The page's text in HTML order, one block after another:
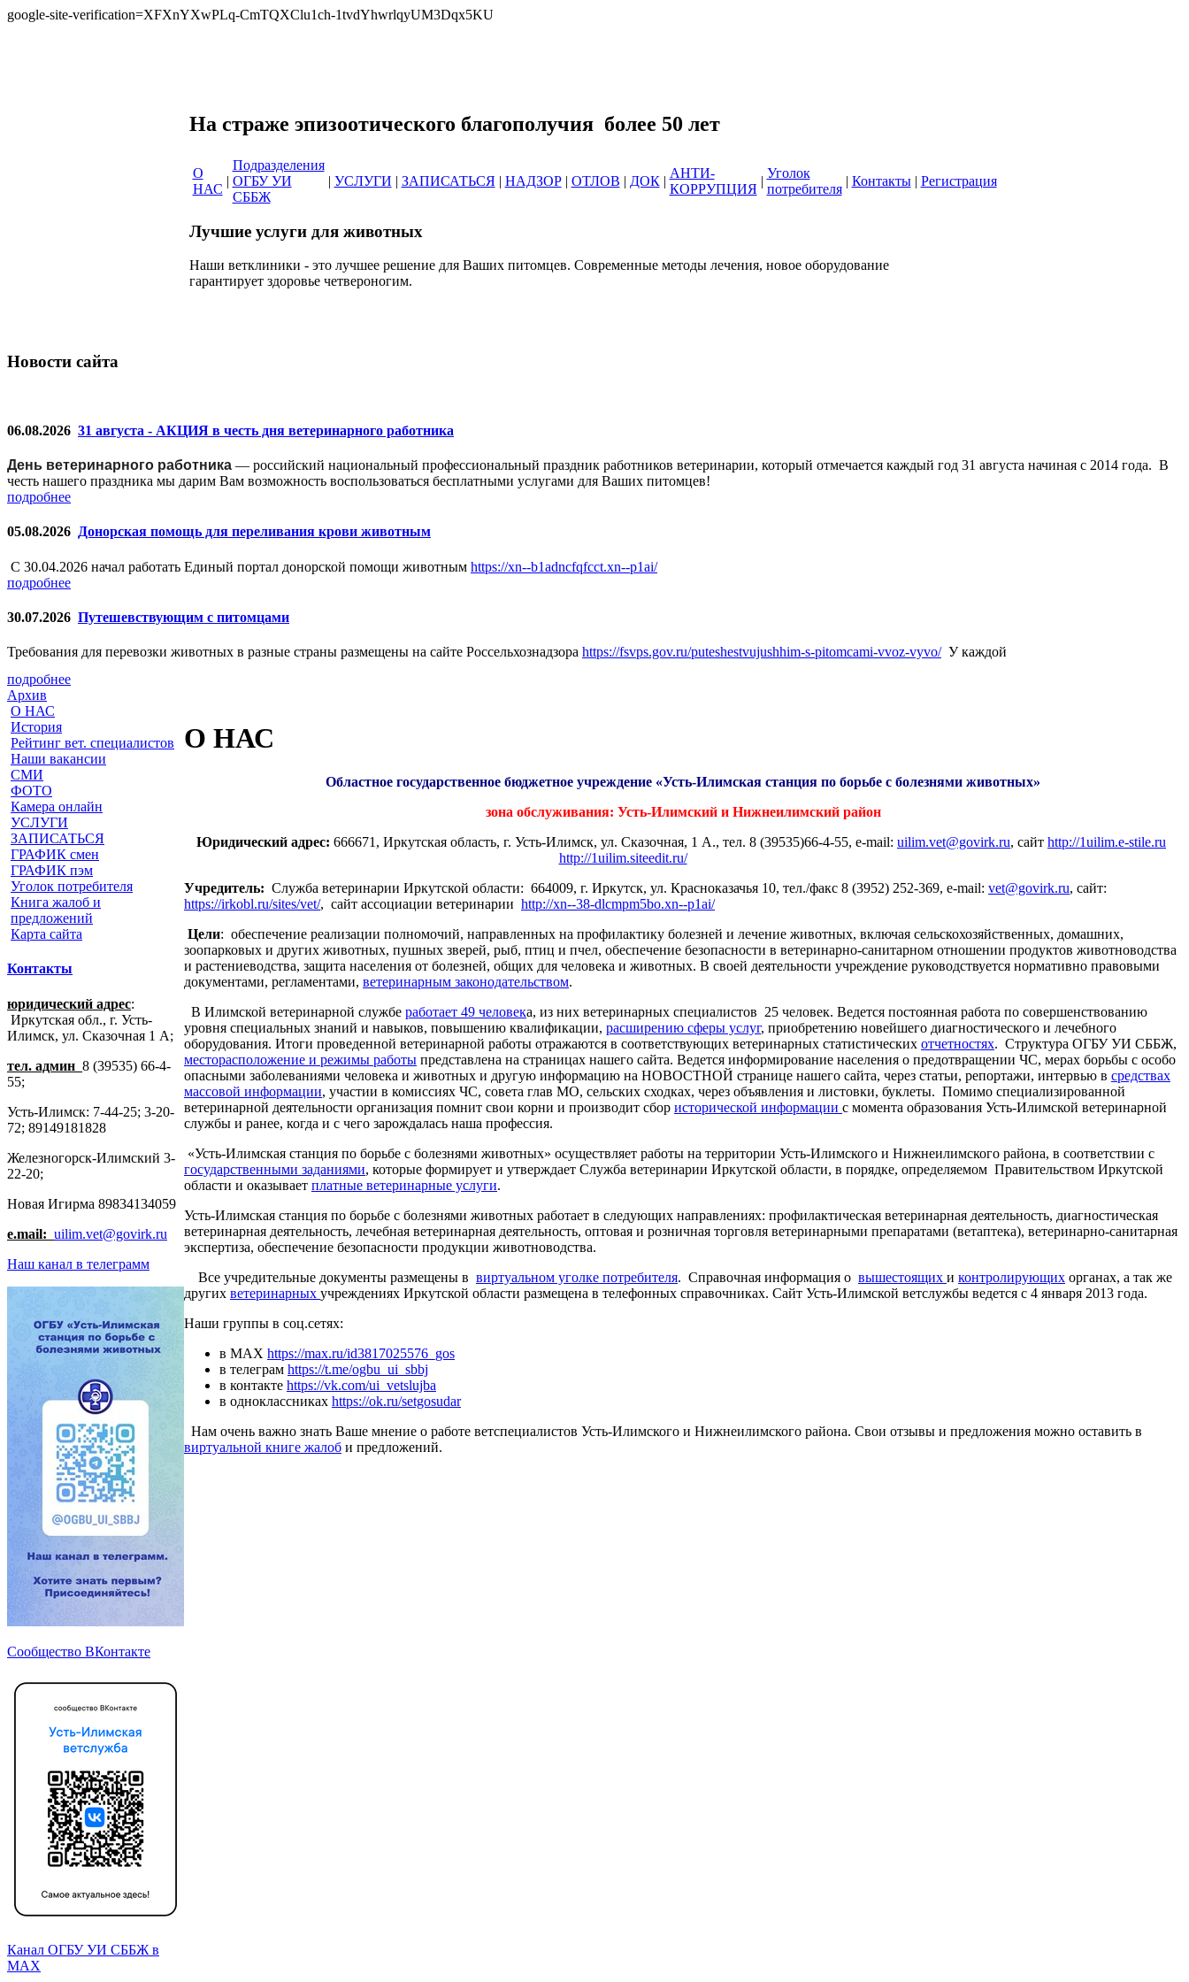
google-site-verification=XFXnYXwPLq-CmTQXClu1ch-1tvdYhwrlqyUM3Dqx5KU
На страже эпизоотического благополучия более 50 лет
О
НАС
|
Подразделения
ОГБУ УИ
СББЖ
| УСЛУГИ | ЗАПИСАТЬСЯ | НАДЗОР | ОТЛОВ | ДОК |
АНТИ-
КОРРУПЦИЯ
|
Уголок
потребителя
| Контакты | Регистрация
Лучшие услуги для животных
Наши ветклиники - это лучшее решение для Ваших питомцев. Современные методы лечения, новое оборудование
гарантирует здоровье четвероногим.
Новости сайта
06.08.2026 31 августа - АКЦИЯ в честь дня ветеринарного работника
День ветеринарного работника — российский национальный профессиональный праздник работников ветеринарии, который отмечается каждый год 31 августа начиная с 2014 года. В
честь нашего праздника мы дарим Вам возможность воспользоваться бесплатными услугами для Ваших питомцев!
подробнее
05.08.2026 Донорская помощь для переливания крови животным
С 30.04.2026 начал работать Единый портал донорской помощи животным https://xn--b1adncfqfcct.xn--p1ai/
подробнее
30.07.2026 Путешевствующим с питомцами
Требования для перевозки животных в разные страны размещены на сайте Россельхознадзора https://fsvps.gov.ru/puteshestvujushhim-s-pitomcami-vvoz-vyvo/У каждой
подробнее
Архив
О НАС
История
Рейтинг вет. специалистов
Наши вакансии
СМИ
ФОТО
Камера онлайн
УСЛУГИ
ЗАПИСАТЬСЯ
ГРАФИК смен
ГРАФИК пэм
Уголок потребителя
Книга жалоб и
предложений
Карта сайта
Контакты
юридический адрес:
Иркутская обл., г. Усть-
Илимск, ул. Сказочная 1 А;
тел. админ 8 (39535) 66-4-
55;
Усть-Илимск: 7-44-25; 3-20-
72; 89149181828
Железногорск-Илимский 3-
22-20;
Новая Игирма 89834134059
e.mail: uilim.vet@govirk.ru
Наш канал в телеграмм
Сообщество ВКонтакте
Канал ОГБУ УИ СББЖ в
МАХ
О НАС
Областное государственное бюджетное учреждение «Усть-Илимская станция по борьбе с болезнями животных»
зона обслуживания: Усть-Илимский и Нижнеилимский район
Юридический адрес: 666671, Иркутская область, г. Усть-Илимск, ул. Сказочная, 1 А., тел. 8 (39535)66-4-55, e-mail: uilim.vet@govirk.ru, сайт http://1uilim.e-stile.ru
http://1uilim.siteedit.ru/
Учредитель: Служба ветеринарии Иркутской области: 664009, г. Иркутск, ул. Красноказачья 10, тел./факс 8 (3952) 252-369, e-mail: vet@govirk.ru, сайт:
https://irkobl.ru/sites/vet/, сайт ассоциации ветеринарии http://xn--38-dlcmpm5bo.xn--p1ai/
Цели: обеспечение реализации полномочий, направленных на профилактику болезней и лечение животных, включая сельскохозяйственных, домашних,
зоопарковых и других животных, пушных зверей, рыб, птиц и пчел, обеспечение безопасности в ветеринарно-санитарном отношении продуктов животноводства
и растениеводства, защита населения от болезней, общих для человека и животных. В своей деятельности учреждение руководствуется нормативно правовыми
документами, регламентами, ветеринарным законодательством.
В Илимской ветеринарной службе работает 49 человека, из них ветеринарных специалистов 25 человек. Ведется постоянная работа по совершенствованию
уровня специальных знаний и навыков, повышению квалификации, расширению сферы услуг, приобретению новейшего диагностического и лечебного
оборудования. Итоги проведенной ветеринарной работы отражаются в соответствующих ветеринарных статистических отчетностях. Структура ОГБУ УИ СББЖ,
месторасположение и режимы работы представлена на страницах нашего сайта. Ведется информирование населения о предотвращении ЧС, мерах борьбы с особо
опасными заболеваниями человека и животных и другую информацию на НОВОСТНОЙ странице нашего сайта, через статьи, репортажи, интервью в средствах
массовой информации, участии в комиссиях ЧС, совета глав МО, сельских сходках, через объявления и листовки, буклеты. Помимо специализированной
ветеринарной деятельности организация помнит свои корни и производит сбор исторической информации с момента образования Усть-Илимской ветеринарной
службы и ранее, когда и с чего зарождалась наша профессия.
«Усть-Илимская станция по борьбе с болезнями животных» осуществляет работы на территории Усть-Илимского и Нижнеилимского района, в соответствии с
государственными заданиями, которые формирует и утверждает Служба ветеринарии Иркутской области, в порядке, определяемом Правительством Иркутской
области и оказывает платные ветеринарные услуги.
Усть-Илимская станция по борьбе с болезнями животных работает в следующих направлениях: профилактическая ветеринарная деятельность, диагностическая
ветеринарная деятельность, лечебная ветеринарная деятельность, оптовая и розничная торговля ветеринарными препаратами (ветаптека), ветеринарно-санитарная
экспертиза, обеспечение безопасности продукции животноводства.
Все учредительные документы размещены в виртуальном уголке потребителя. Справочная информация о вышестоящих и контролирующих органах, а так же
других ветеринарных учреждениях Иркутской области размещена в телефонных справочниках. Сайт Усть-Илимской ветслужбы ведется с 4 января 2013 года.
Наши группы в соц.сетях:
в MAX https://max.ru/id3817025576_gos
в телеграм https://t.me/ogbu_ui_sbbj
в контакте https://vk.com/ui_vetslujba
в одноклассниках https://ok.ru/setgosudar
Нам очень важно знать Ваше мнение о работе ветспециалистов Усть-Илимского и Нижнеилимского района. Свои отзывы и предложения можно оставить в
виртуальной книге жалоб и предложений.